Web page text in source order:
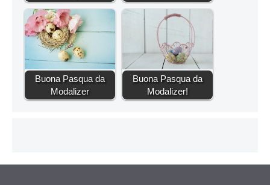
Buona Pasqua da
Modalizer
Buona Pasqua da
Modalizer!